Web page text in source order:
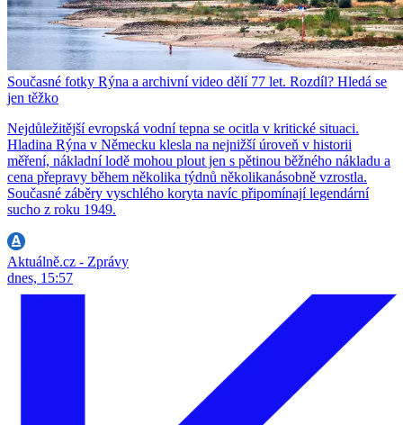
Současné fotky Rýna a archivní video dělí 77 let. Rozdíl? Hledá se
jen těžko
Nejdůležitější evropská vodní tepna se ocitla v kritické situaci.
Hladina Rýna v Německu klesla na nejnižší úroveň v historii
měření, nákladní lodě mohou plout jen s pětinou běžného nákladu a
cena přepravy během několika týdnů několikanásobně vzrostla.
Současné záběry vyschlého koryta navíc připomínají legendární
sucho z roku 1949.
Aktuálně.cz - Zprávy
dnes, 15:57